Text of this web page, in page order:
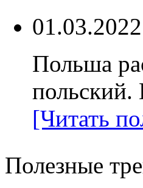
01.03.2022
Польша
[Читать
Полезные